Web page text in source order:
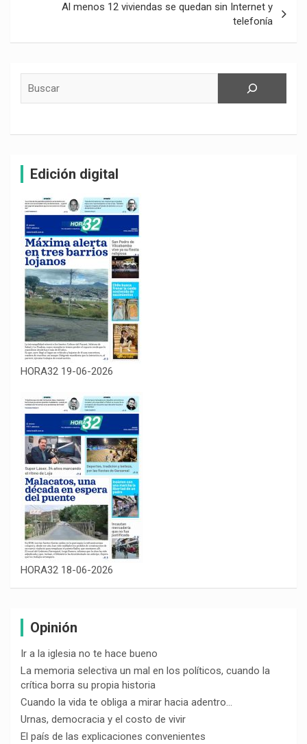
Al menos 12 viviendas se quedan sin Internet y
telefonía
Edición digital
HORA32 19-06-2026
HORA32 18-06-2026
Opinión
Ir a la iglesia no te hace bueno
La memoria selectiva un mal en los políticos, cuando la
crítica borra su propia historia
Cuando la vida te obliga a mirar hacia adentro…
Urnas, democracia y el costo de vivir
El país de las explicaciones convenientes